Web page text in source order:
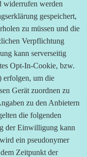
widerrufen werden
gespeichert,
zu müssen und die
Verpflichtung
kann serverseitig
Opt-In-Cookie, bzw.
erfolgen, um die
Gerät zuordnen zu
zu den Anbietern
die folgenden
der Einwilligung kann
ein pseudonymer
Zeitpunkt der